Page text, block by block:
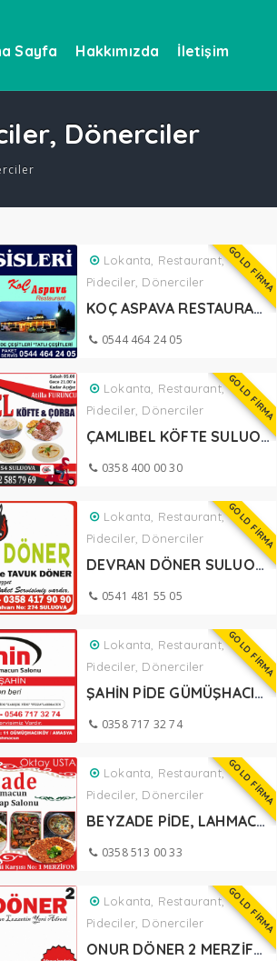
Sayfa Hakkımızda İletişim
Dönerciler
GOLD FİRMA
Lokanta, Restaurant,
Pideciler, Dönerciler
KOÇ ASPAVA RESTAURANT SULUOVA
0544 464 24 05
GOLD FİRMA
Lokanta, Restaurant,
Pideciler, Dönerciler
ÇAMLIBEL KÖFTE SULUOVA
0358 400 00 30
GOLD FİRMA
Lokanta, Restaurant,
Pideciler, Dönerciler
DEVRAN DÖNER SULUOVA
0541 481 55 05
GOLD FİRMA
Lokanta, Restaurant,
Pideciler, Dönerciler
ŞAHİN PİDE GÜMÜŞHACIKÖY
0358 717 32 74
GOLD FİRMA
Lokanta, Restaurant,
Pideciler, Dönerciler
BEYZADE PİDE, LAHMACUN MERZİFON
0358 513 00 33
GOLD FİRMA
Lokanta, Restaurant,
Pideciler, Dönerciler
ONUR DÖNER 2 MERZİFON